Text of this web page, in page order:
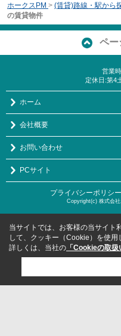
ホークスPM > (賃貸)路線・駅から
の賃貸物件
ペー
営業
定休日:第4
ホーム
会社概要
お問い合わせ
PCサイト
プライバシーポリシー
Copyright(c) 株式会
当サイトでは、お客様の当サイト
して、クッキー（Cookie）を使用
詳しくは、当社の 「Cookieの取扱